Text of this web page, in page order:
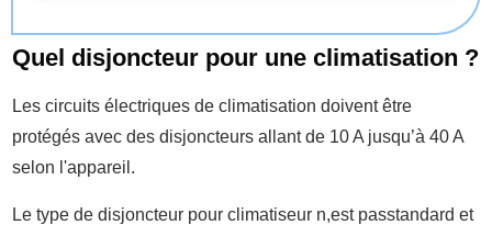
Quel disjoncteur pour une climatisation ?
Les circuits électriques de climatisation doivent être
protégés avec des disjoncteurs allant de 10 A jusqu’à 40 A
selon l'appareil.
Le type de disjoncteur pour climatiseur n,est passtandard et